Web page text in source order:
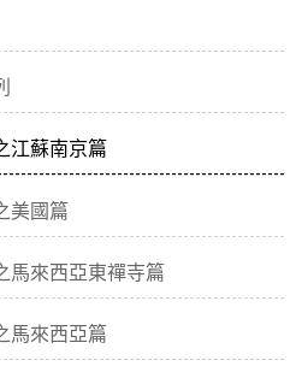
江蘇南京篇
美國篇
馬來西亞東禪寺篇
馬來西亞篇